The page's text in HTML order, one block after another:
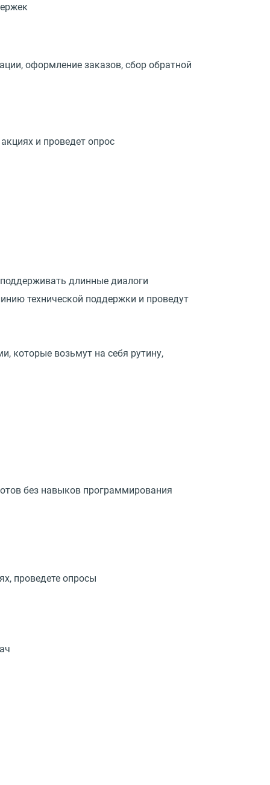
оформление заказов, сбор обратной
и проведет опрос
длинные диалоги
технической поддержки и проведут
которые возьмут на себя рутину,
без навыков программирования
проведете опросы